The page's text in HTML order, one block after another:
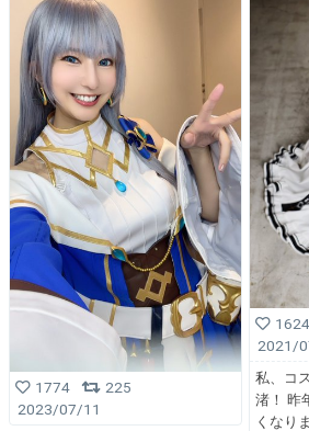
1774
225
2023/07/11
1624
2021/
私、コ
渚！ 昨
くなり